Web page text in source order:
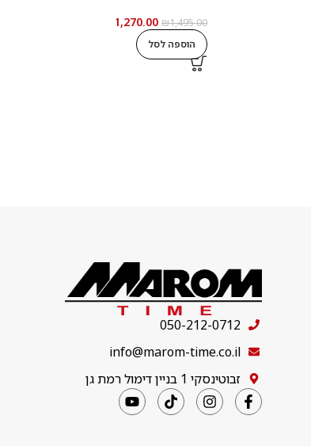
₪1,495.00
1,270.00
הוספה לסל
050-212-0712
info@marom-time.co.il
זבוטינסקי 1 בניין דימול רמת גן